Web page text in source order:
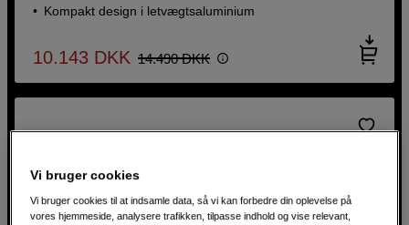
Drift på batteri eller via USB-C
2.233 DKK 3.190 DKK
Kompakt design i letvægtsaluminium
10.143 DKK 14.490 DKK
Vi bruger cookies
Vi bruger cookies til at indsamle data, så vi kan forbedre din oplevelse på
vores hjemmeside, analysere trafikken, tilpasse indhold og vise relevant,